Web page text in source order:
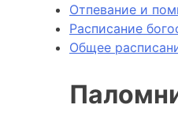
Отпевание и
Расписание
Общее